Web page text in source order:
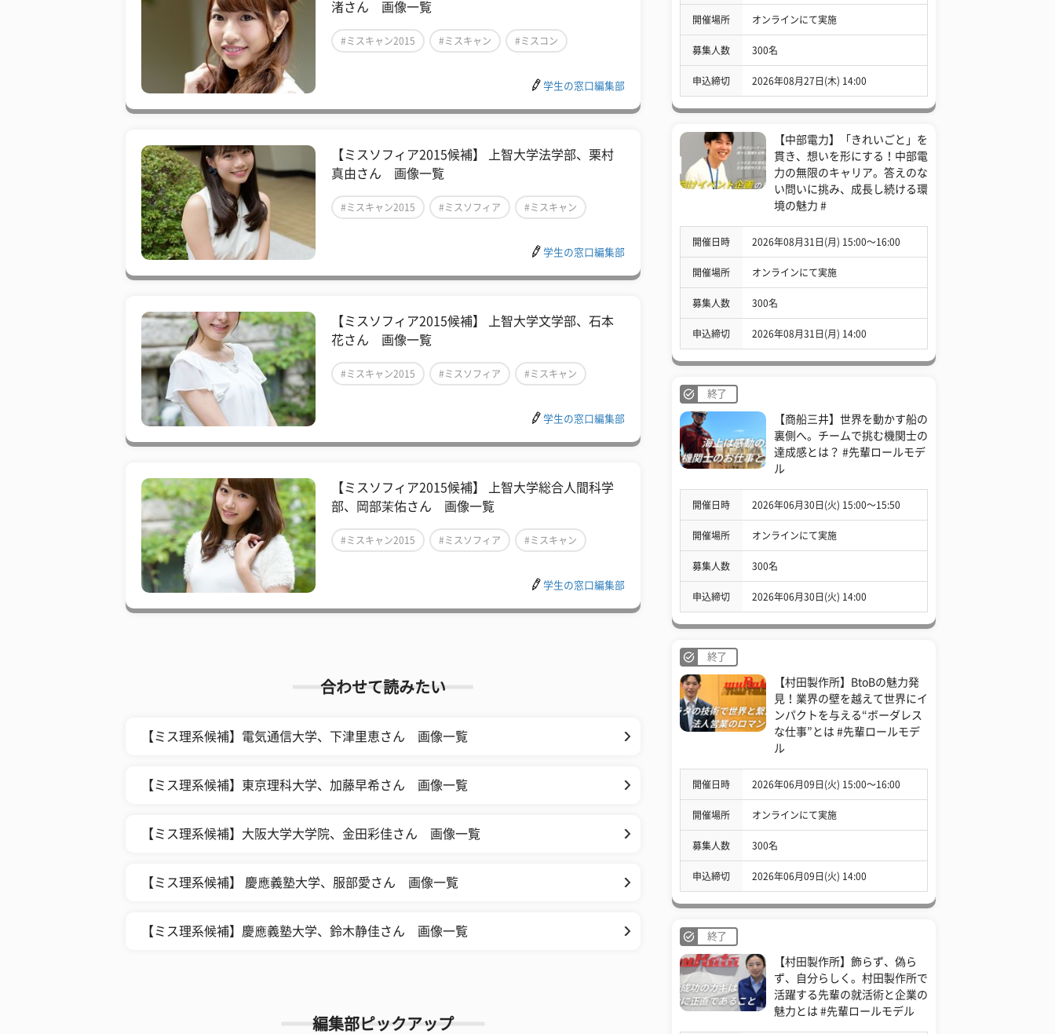
渚さん 画像一覧
#ミスキャン2015 #ミスキャン #ミスコン
学生の窓口編集部
【ミスソフィア2015候補】 上智大学法学部、栗村
真由さん 画像一覧
#ミスキャン2015 #ミスソフィア #ミスキャン
学生の窓口編集部
【ミスソフィア2015候補】 上智大学文学部、石本
花さん 画像一覧
#ミスキャン2015 #ミスソフィア #ミスキャン
学生の窓口編集部
【ミスソフィア2015候補】 上智大学総合人間科学
部、岡部茉佑さん 画像一覧
#ミスキャン2015 #ミスソフィア #ミスキャン
学生の窓口編集部
合わせて読みたい
【ミス理系候補】電気通信大学、下津里恵さん 画像一覧
【ミス理系候補】東京理科大学、加藤早希さん 画像一覧
【ミス理系候補】大阪大学大学院、金田彩佳さん 画像一覧
【ミス理系候補】 慶應義塾大学、服部愛さん 画像一覧
【ミス理系候補】慶應義塾大学、鈴木静佳さん 画像一覧
編集部ピックアップ
開催場所 オンラインにて実施
募集人数 300名
申込締切 2026年08月27日(木) 14:00
【中部電力】「きれいごと」を
貫き、想いを形にする！中部電
力の無限のキャリア。答えのな
い問いに挑み、成長し続ける環
境の魅力 #
開催日時 2026年08月31日(月) 15:00〜16:00
開催場所 オンラインにて実施
募集人数 300名
申込締切 2026年08月31日(月) 14:00
終了
【商船三井】世界を動かす船の
裏側へ。チームで挑む機関士の
達成感とは？ #先輩ロールモデ
ル
開催日時 2026年06月30日(火) 15:00〜15:50
開催場所 オンラインにて実施
募集人数 300名
申込締切 2026年06月30日(火) 14:00
終了
【村田製作所】BtoBの魅力発
見！業界の壁を越えて世界にイ
ンパクトを与える“ボーダレス
な仕事”とは #先輩ロールモデ
ル
開催日時 2026年06月09日(火) 15:00〜16:00
開催場所 オンラインにて実施
募集人数 300名
申込締切 2026年06月09日(火) 14:00
終了
【村田製作所】飾らず、偽ら
ず、自分らしく。村田製作所で
活躍する先輩の就活術と企業の
魅力とは #先輩ロールモデル